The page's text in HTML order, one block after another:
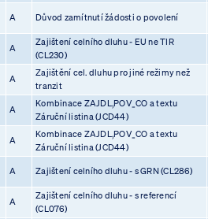
A Důvod zamítnutí žádosti o povolení
A
Zajištení celního dluhu - EU ne TIR
(CL230)
A
Zajištění cel. dluhu pro jiné režimy než
tranzit
A
Kombinace ZAJDL,POV_CO a textu
Záruční listina (JCD44)
A
Kombinace ZAJDL,POV_CO a textu
Záruční listina (JCD44)
A Zajištení celního dluhu - s GRN (CL286)
A
Zajištení celního dluhu - s referencí
(CL076)